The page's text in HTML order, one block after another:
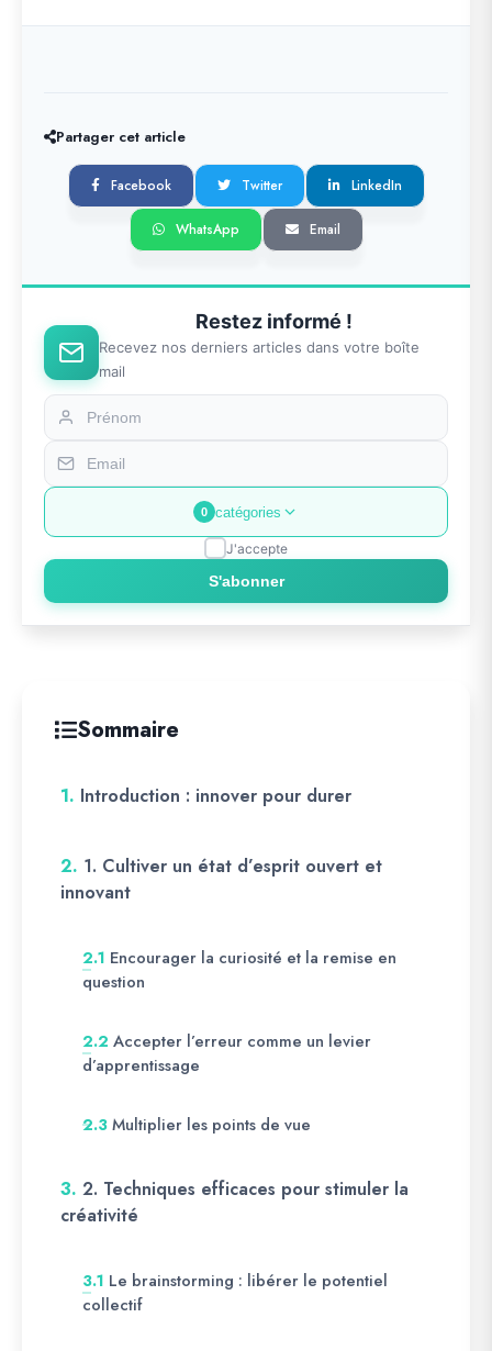
Partager cet article
Facebook Twitter LinkedIn
WhatsApp Email
Restez informé !
Recevez nos derniers articles dans votre boîte
mail
0 catégories
J'accepte
S'abonner
Sommaire
1. Introduction : innover pour durer
2. 1. Cultiver un état d’esprit ouvert et
innovant
2.1 Encourager la curiosité et la remise en
question
2.2 Accepter l’erreur comme un levier
d’apprentissage
2.3 Multiplier les points de vue
3. 2. Techniques efficaces pour stimuler la
créativité
3.1 Le brainstorming : libérer le potentiel
collectif